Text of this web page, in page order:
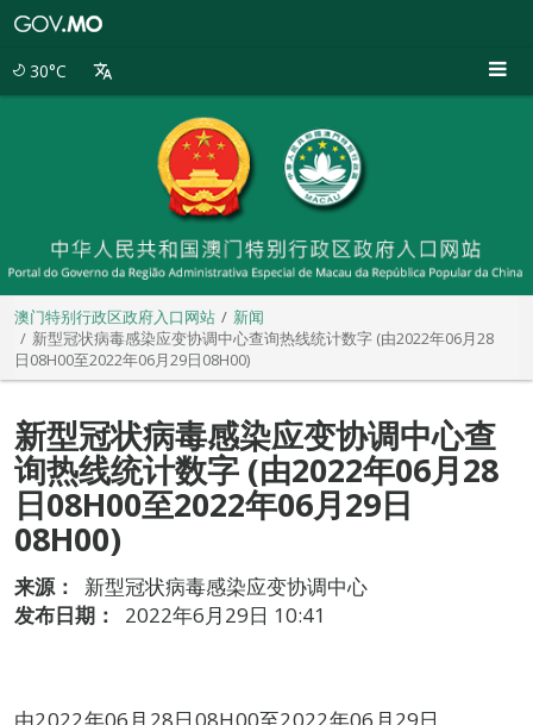
30°C
澳门特别行政区政府入口网站
新闻
新型冠状病毒感染应变协调中心查询热线统计数字 (由2022年06月28
日08H00至2022年06月29日08H00)
新型冠状病毒感染应变协调中心查
询热线统计数字 (由2022年06月28
日08H00至2022年06月29日
08H00)
来源：
新型冠状病毒感染应变协调中心
发布日期：
2022年6月29日 10:41